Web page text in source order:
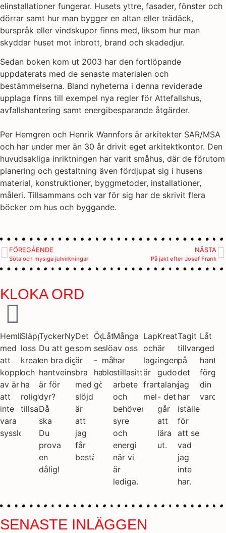
elinstallationer fungerar. Husets yttre, fasader, fönster och
dörrar samt hur man bygger en altan eller trädäck,
burspråk eller vindskupor finns med, liksom hur man
skyddar huset mot inbrott, brand och skadedjur.
Sedan boken kom ut 2003 har den fortlöpande
uppdaterats med de senaste materialen och
bestämmelserna. Bland nyheterna i denna reviderade
upplaga finns till exempel nya regler för Attefallshus,
avfallshantering samt energibesparande åtgärder.
Per Hemgren och Henrik Wannfors är arkitekter SAR/MSA
och har under mer än 30 år drivit eget arkitektkontor. Den
huvudsakliga inriktningen har varit småhus, där de förutom
planering och gestaltning även fördjupat sig i husens
material, konstruktioner, byggmetoder, installationer,
måleri. Tillsammans och var för sig har de skrivit flera
böcker om hus och byggande.
FÖREGÅENDE
Söta och mysiga julvirkningar
NÄSTA
På jakt efter Josef Frank
KLOKA ORD
Hemligheten
med
att
koppla
av är
att
inte
vara
sysslolös!
Släpp
loss
kreativiteten
och
ha
roligt
tillsammans!
Tycker
Du att
en bra
hantverkare
är för
dyr?
Då
ska
Du
prova
en
dålig!
Nyfikenhet
ger
dig
inspiration.
Det
som
är
bra
med
slöjd
är
att
jag
får
bestämma.
Ögat
ser
-
handen
gör
Låt
slöjdens
mångfald
blomma.
Många
av oss
har
stillasittande
arbete
och
behöver
syre
och
energi
när vi
är
lediga.
Lappat
och
lagat
är
framtidens
melodi.
Kreativitet
är
ingen
gudomlig
talang
- det
går
att
lära
ut.
Tagit
tillvara
på
det
jag
har
istället
för
att se
vad
jag
inte
har.
Låt
din
SENASTE INLÄGGEN